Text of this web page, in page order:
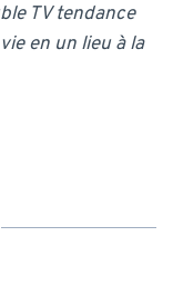
TV tendance
en un lieu à la